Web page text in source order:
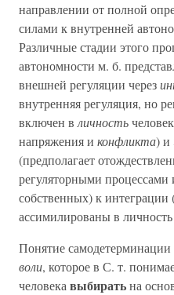
направлении от полной
силами к внутренней
Различные стадии этого
автономности м. б.
внешней регуляции через
внутренняя регуляция, но
включен в личность
напряжения и конфликта) и
(предполагает
регуляторными
собственных) к интеграции
ассимилированы в
Понятие самодетерминации
воли, которое в С. т.
человека выбиратьна